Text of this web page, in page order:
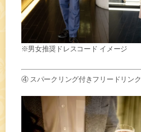
※男女推奨ドレスコード イメージ
④ スパークリング付きフリードリン